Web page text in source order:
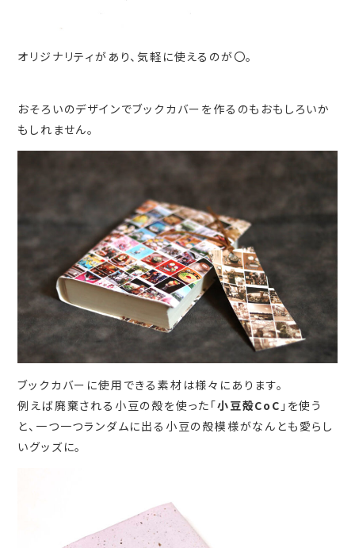
オリジナリティがあり、気軽に使えるのが〇。
おそろいのデザインでブックカバーを作るのもおもしろいか
もしれません。
ブックカバーに使用できる素材は様々にあります。
例えば廃棄される小豆の殻を使った「小豆殻CoC 」を使う
と、一つ一つランダムに出る小豆の殻模様がなんとも愛らし
いグッズに。